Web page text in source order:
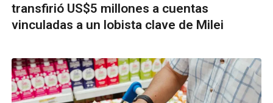
transfirió US$5 millones a cuentas
vinculadas a un lobista clave de Milei